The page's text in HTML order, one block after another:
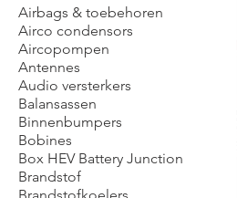
Airbags & toebehoren
Airco condensors
Aircopompen
Antennes
Audio versterkers
Balansassen
Binnenbumpers
Bobines
Box HEV Battery Junction
Brandstof
Brandstofkoelers